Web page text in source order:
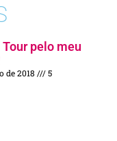
Tour pelo meu
de 2018
5